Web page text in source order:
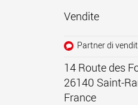
Vendite
Partner di
14 Route des
26140 Saint-
France